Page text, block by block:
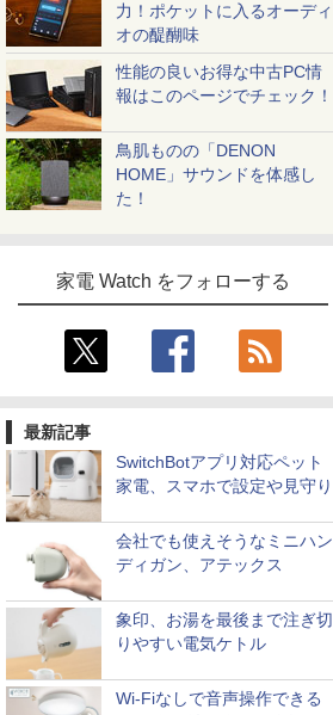
力！ポケットに入るオーディ
オの醍醐味
性能の良いお得な中古PC情
報はこのページでチェック！
鳥肌ものの「DENON
HOME」サウンドを体感し
た！
家電 Watch をフォローする
最新記事
SwitchBotアプリ対応ペット
家電、スマホで設定や見守り
会社でも使えそうなミニハン
ディガン、アテックス
象印、お湯を最後まで注ぎ切
りやすい電気ケトル
Wi-Fiなしで音声操作できる